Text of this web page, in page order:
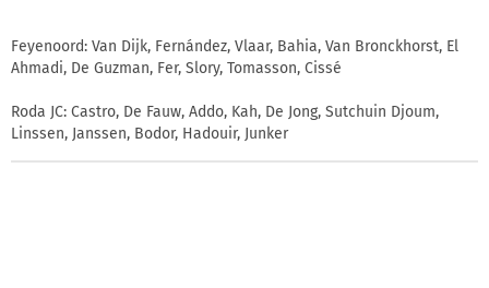
Feyenoord: Van Dijk, Fernández, Vlaar, Bahia, Van Bronckhorst, El
Ahmadi, De Guzman, Fer, Slory, Tomasson, Cissé
Roda JC: Castro, De Fauw, Addo, Kah, De Jong, Sutchuin Djoum,
Linssen, Janssen, Bodor, Hadouir, Junker